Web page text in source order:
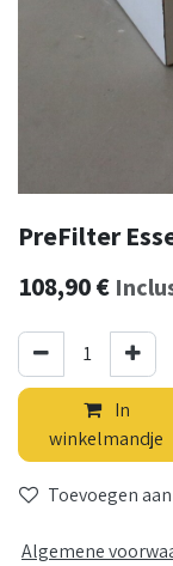
PreFilter
108,90€
In
winkelmandje
Toevoegen
Algemene